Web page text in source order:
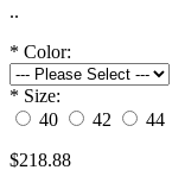
..
* Color:
* Size:
40
42 44
$218.88